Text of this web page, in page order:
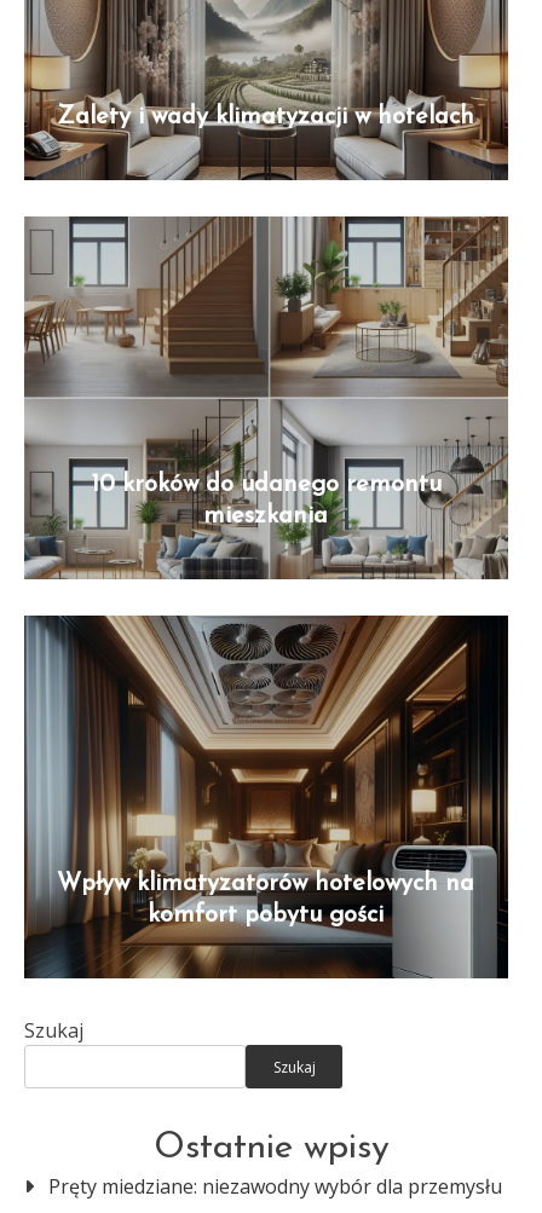
Zalety i wady klimatyzacji w hotelach
10 kroków do udanego remontu
mieszkania
Wpływ klimatyzatorów hotelowych na
komfort pobytu gości
Szukaj
Szukaj
Ostatnie wpisy
Pręty miedziane: niezawodny wybór dla przemysłu